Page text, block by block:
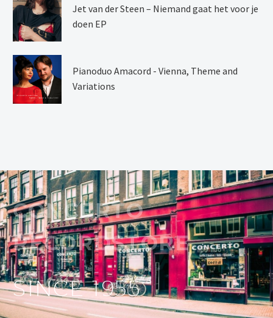
Jet van der Steen – Niemand gaat het voor je
doen EP
Pianoduo Amacord - Vienna, Theme and
Variations
CONCERTO
RECORDSTORE
SINCE 1955